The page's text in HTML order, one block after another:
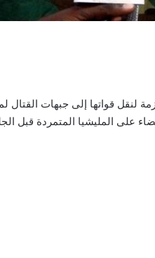
لنقل قواتها إلى جبهات القتال
على المليشيا المتمردة قبل